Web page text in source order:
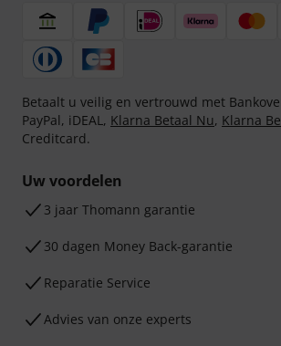
Betaalt u veilig en vertrouwd met
PayPal, iDEAL, Klarna Betaal Nu, Klarna
Creditcard.
Uw voordelen
3 jaar Thomann garantie
30 dagen Money Back-garantie
Reparatie Service
Advies van onze experts